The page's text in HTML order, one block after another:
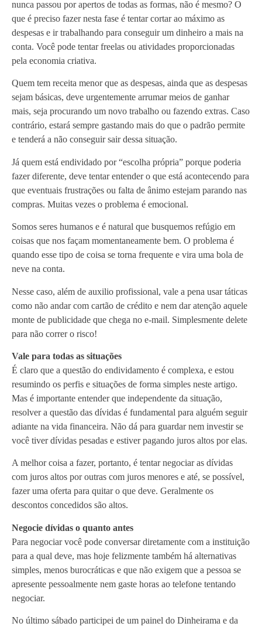
nunca passou por apertos de todas as formas, não é mesmo? O
que é preciso fazer nesta fase é tentar cortar ao máximo as
despesas e ir trabalhando para conseguir um dinheiro a mais na
conta. Você pode tentar freelas ou atividades proporcionadas
pela economia criativa.
Quem tem receita menor que as despesas, ainda que as despesas
sejam básicas, deve urgentemente arrumar meios de ganhar
mais, seja procurando um novo trabalho ou fazendo extras. Caso
contrário, estará sempre gastando mais do que o padrão permite
e tenderá a não conseguir sair dessa situação.
Já quem está endividado por “escolha própria” porque poderia
fazer diferente, deve tentar entender o que está acontecendo para
que eventuais frustrações ou falta de ânimo estejam parando nas
compras. Muitas vezes o problema é emocional.
Somos seres humanos e é natural que busquemos refúgio em
coisas que nos façam momentaneamente bem. O problema é
quando esse tipo de coisa se torna frequente e vira uma bola de
neve na conta.
Nesse caso, além de auxilio profissional, vale a pena usar táticas
como não andar com cartão de crédito e nem dar atenção aquele
monte de publicidade que chega no e-mail. Simplesmente delete
para não correr o risco!
Vale para todas as situações
É claro que a questão do endividamento é complexa, e estou
resumindo os perfis e situações de forma simples neste artigo.
Mas é importante entender que independente da situação,
resolver a questão das dívidas é fundamental para alguém seguir
adiante na vida financeira. Não dá para guardar nem investir se
você tiver dívidas pesadas e estiver pagando juros altos por elas.
A melhor coisa a fazer, portanto, é tentar negociar as dívidas
com juros altos por outras com juros menores e até, se possível,
fazer uma oferta para quitar o que deve. Geralmente os
descontos concedidos são altos.
Negocie dívidas o quanto antes
Para negociar você pode conversar diretamente com a instituição
para a qual deve, mas hoje felizmente também há alternativas
simples, menos burocráticas e que não exigem que a pessoa se
apresente pessoalmente nem gaste horas ao telefone tentando
negociar.
No último sábado participei de um painel do Dinheirama e da